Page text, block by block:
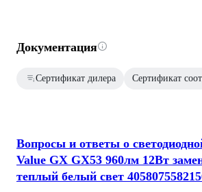
Документация
Сертификат дилера Сертификат
Вопросы и ответы о
Value GX GX53 960лм 12Вт
теплый белый свет